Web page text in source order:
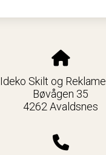
Ideko Skilt og
Bøvågen 35
4262 Avaldsnes